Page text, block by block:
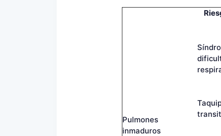
Pulmones
inmaduros